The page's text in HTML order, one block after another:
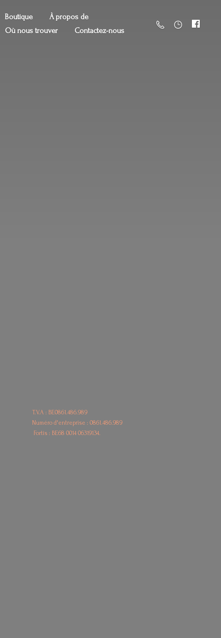
Boutique
À propos de
Où nous trouver
Contactez-nous
T.V.A : BE0861.486.989
Numéro d'entreprise : 0861.486.989
Fortis : BE680014 06319134.